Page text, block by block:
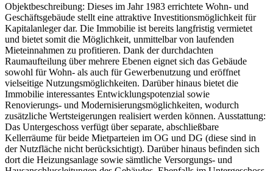
Objektbeschreibung: Dieses im Jahr 1983 errichtete Wohn- und
Geschäftsgebäude stellt eine attraktive Investitionsmöglichkeit für
Kapitalanleger dar. Die Immobilie ist bereits langfristig vermietet
und bietet somit die Möglichkeit, unmittelbar von laufenden
Mieteinnahmen zu profitieren. Dank der durchdachten
Raumaufteilung über mehrere Ebenen eignet sich das Gebäude
sowohl für Wohn- als auch für Gewerbenutzung und eröffnet
vielseitige Nutzungsmöglichkeiten. Darüber hinaus bietet die
Immobilie interessantes Entwicklungspotenzial sowie
Renovierungs- und Modernisierungsmöglichkeiten, wodurch
zusätzliche Wertsteigerungen realisiert werden können. Ausstattung:
Das Untergeschoss verfügt über separate, abschließbare
Kellerräume für beide Mietparteien im OG und DG (diese sind in
der Nutzfläche nicht berücksichtigt). Darüber hinaus befinden sich
dort die Heizungsanlage sowie sämtliche Versorgungs- und